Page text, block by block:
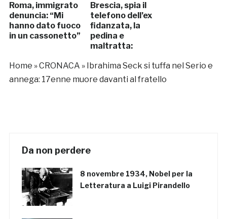
Roma, immigrato
denuncia: “Mi
hanno dato fuoco
in un cassonetto”
Brescia, spia il
telefono dell’ex
fidanzata, la
pedina e
maltratta:
Home »CRONACA » Ibrahima Seck si tuffa nel Serio e
annega: 17enne muore davanti al fratello
Da non perdere
8 novembre 1934, Nobel per la
Letteratura a Luigi Pirandello